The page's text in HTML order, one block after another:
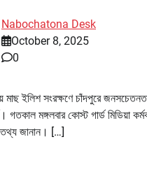
Nabochatona Desk
October 8, 2025
0
ইলিশ সংরক্ষণে চাঁদপুরে
মঙ্গলবার কোস্ট গার্ড মিডিয়া
জানান। […]